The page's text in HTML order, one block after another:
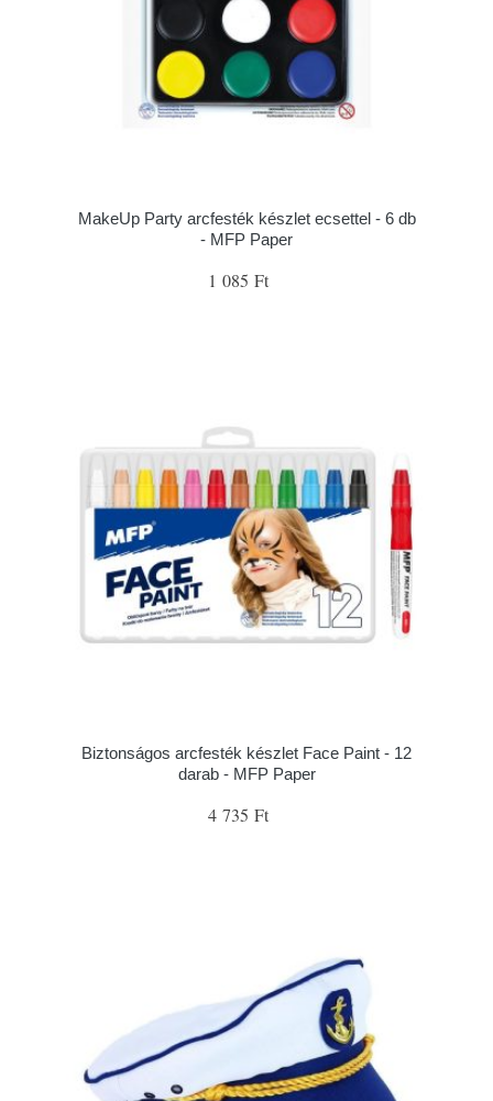
MakeUp Party arcfesték készlet ecsettel - 6 db
- MFP Paper
1 085 Ft
Biztonságos arcfesték készlet Face Paint - 12
darab - MFP Paper
4 735 Ft